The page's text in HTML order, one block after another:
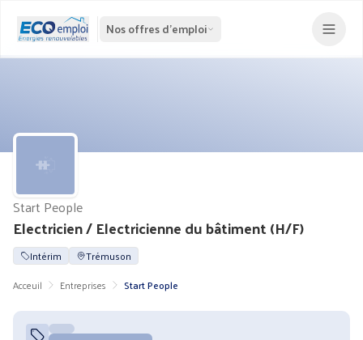
Nos offres d'emploi
Electricien / Electricienne du bâtiment (H/F)
Start People
Intérim
Trémuson
Acceuil
Entreprises Start People